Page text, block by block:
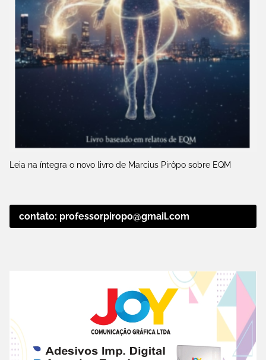
Leia na íntegra o novo livro de Marcius Pirôpo sobre EQM
contato: professorpiropo@gmail.com